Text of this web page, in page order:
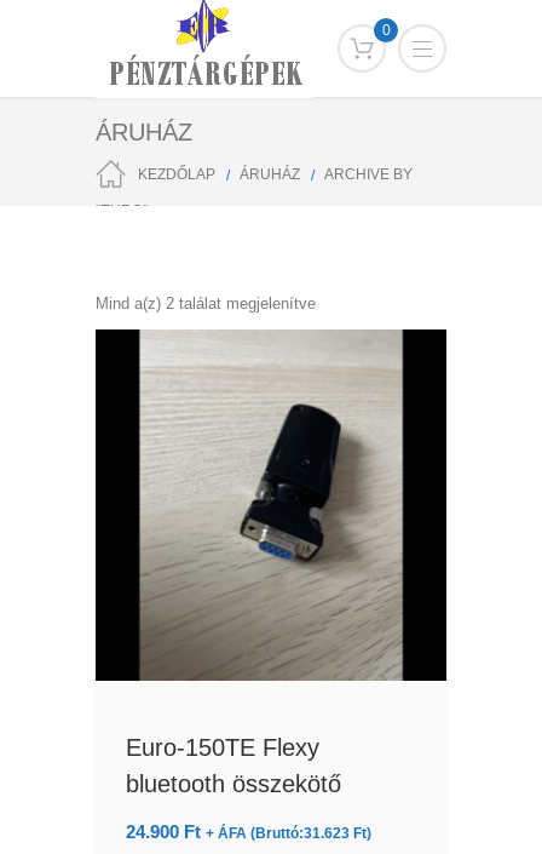
0
ÁRUHÁZ
KEZDŐLAP ÁRUHÁZ ARCHIVE BY
"EURO"
Mind a(z) 2 találat megjelenítveSorted
by
Euro-150TE Flexy
bluetooth összekötő
24.900 Ft + ÁFA (Bruttó:31.623 Ft)